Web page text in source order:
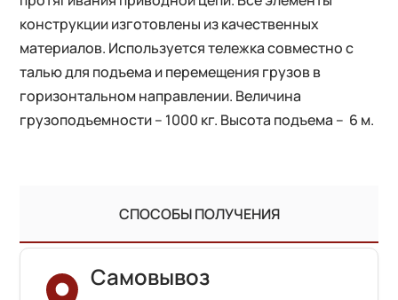
конструкции изготовлены из качественных
материалов. Используется тележка совместно с
талью для подъема и перемещения грузов в
горизонтальном направлении. Величина
грузоподъемности – 1000 кг. Высота подъема – 6 м.
СПОСОБЫ ПОЛУЧЕНИЯ
Самовывоз